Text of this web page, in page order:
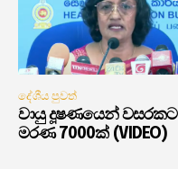
දේශීය පුවත්
වායු දූෂණයෙන් වසරකට
මරණ 7000ක් (VIDEO)